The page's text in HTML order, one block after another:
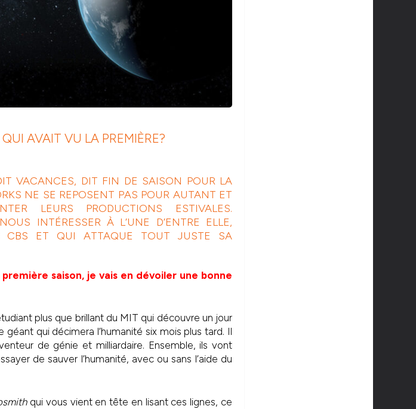
AVAIT VU LA PREMIÈRE?
VACANCES, DIT FIN DE SAISON POUR LA
NE SE REPOSENT PAS POUR AUTANT ET
LEURS PRODUCTIONS ESTIVALES.
INTÉRESSER À L’UNE D’ENTRE ELLE,
CBS ET QUI ATTAQUE TOUT JUSTE SA
saison, je vais en dévoiler une bonne
plus que brillant du MIT qui découvre un jour
qui décimera l’humanité six mois plus tard. Il
de génie et milliardaire. Ensemble, ils vont
de sauver l’humanité, avec ou sans l’aide du
qui vous vient en tête en lisant ces lignes, ce